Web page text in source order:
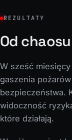
REZULTATY
Od
W sześć
gaszenia
bezpieczeństwa.
widoczność
które działają.